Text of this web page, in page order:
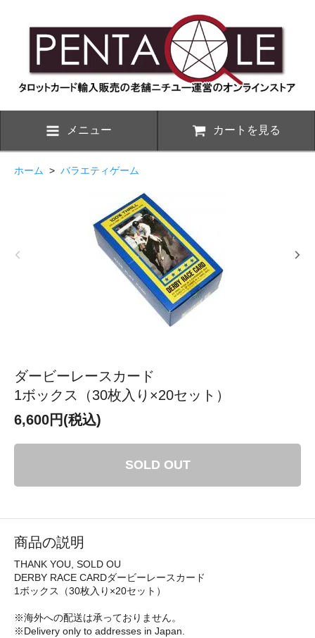
メニュー カートを見る
ホーム > バラエティゲーム
ダービーレースカード
1ボックス（30枚入り×20セット）
6,600円(税込)
SOLD OUT
商品の説明
THANK YOU, SOLD OU
DERBY RACE CARDダービーレースカード
1ボックス（30枚入り×20セット）
※海外への配送は承っておりません。
※Delivery only to addresses in Japan.